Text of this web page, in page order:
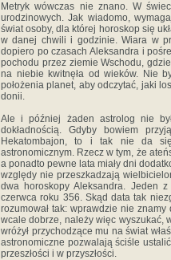
Metryk wówczas nie znano. W
urodzinowych. Jak wiadomo,
świat osoby, dla której horoskop się
w danej chwili i godzinie. Wiara w
dopiero po czasach Aleksandra i
pocho­du przez ziemie Wschodu,
na niebie kwitnęła od wieków. Nie
położenia planet, aby odczytać, jaki
donii.
Ale i później żaden astrolog nie
dokładnością. Gdy­by bowiem
Hekatombajon, to i tak nie da
astronomicznym. Rzecz w tym, że
a ponadto pewne lata miały dni
względy nie przeszkadzają
dwa ho­roskopy Aleksandra. Jeden
czerwca roku 356. Skąd data tak
rozumował tak: wprawdzie nie
wcale dobrze, należy więc wyszukać,
wróżył przychodzące­ mu na świat
astronomiczne pozwalają ściśle
przeszłości i w przyszłości.